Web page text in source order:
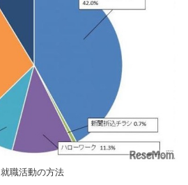
就職活動の方法